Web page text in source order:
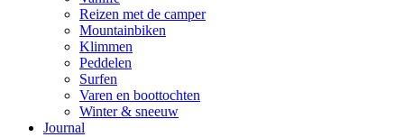
Reizen met de camper
Mountainbiken
Klimmen
Peddelen
Surfen
Varen en boottochten
Winter & sneeuw
Journal